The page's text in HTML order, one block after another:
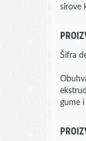
sirove
Šifra
gume i